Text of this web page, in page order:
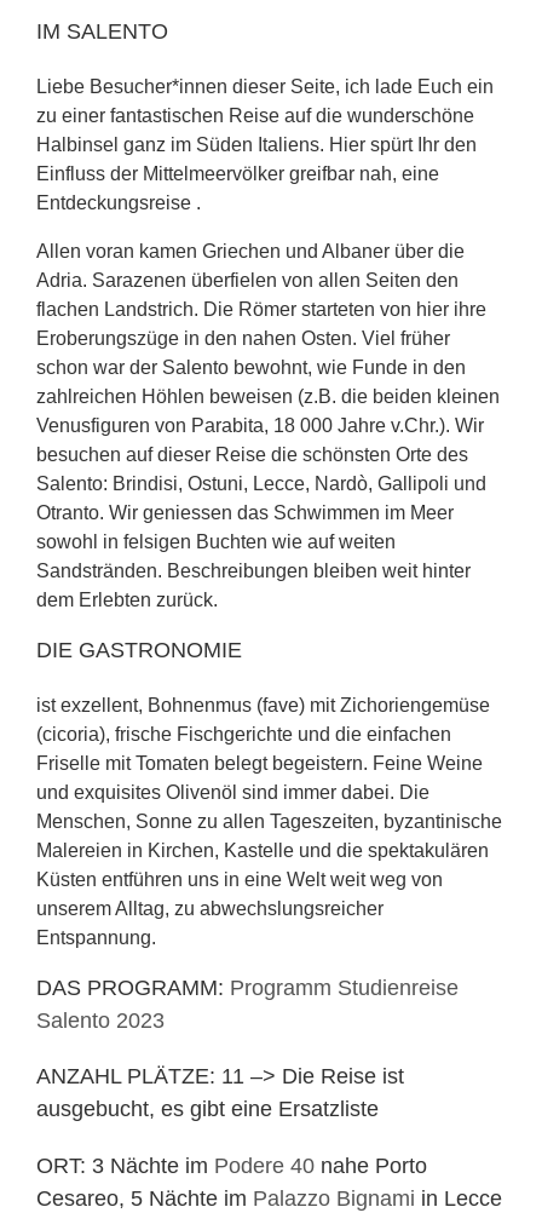
IM SALENTO
Liebe Besucher*innen dieser Seite, ich lade Euch ein
zu einer fantastischen Reise auf die wunderschöne
Halbinsel ganz im Süden Italiens. Hier spürt Ihr den
Einfluss der Mittelmeervölker greifbar nah, eine
Entdeckungsreise .
Allen voran kamen Griechen und Albaner über die
Adria. Sarazenen überfielen von allen Seiten den
flachen Landstrich. Die Römer starteten von hier ihre
Eroberungszüge in den nahen Osten. Viel früher
schon war der Salento bewohnt, wie Funde in den
zahlreichen Höhlen beweisen (z.B. die beiden kleinen
Venusfiguren von Parabita, 18 000 Jahre v.Chr.). Wir
besuchen auf dieser Reise die schönsten Orte des
Salento: Brindisi, Ostuni, Lecce, Nardò, Gallipoli und
Otranto. Wir geniessen das Schwimmen im Meer
sowohl in felsigen Buchten wie auf weiten
Sandstränden. Beschreibungen bleiben weit hinter
dem Erlebten zurück.
DIE GASTRONOMIE
ist exzellent, Bohnenmus (fave) mit Zichoriengemüse
(cicoria), frische Fischgerichte und die einfachen
Friselle mit Tomaten belegt begeistern. Feine Weine
und exquisites Olivenöl sind immer dabei. Die
Menschen, Sonne zu allen Tageszeiten, byzantinische
Malereien in Kirchen, Kastelle und die spektakulären
Küsten entführen uns in eine Welt weit weg von
unserem Alltag, zu abwechslungsreicher
Entspannung.
DAS PROGRAMM: Programm Studienreise
Salento 2023
ANZAHL PLÄTZE: 11 –> Die Reise ist
ausgebucht, es gibt eine Ersatzliste
ORT: 3 Nächte im Podere 40 nahe Porto
Cesareo, 5 Nächte im Palazzo Bignami in Lecce